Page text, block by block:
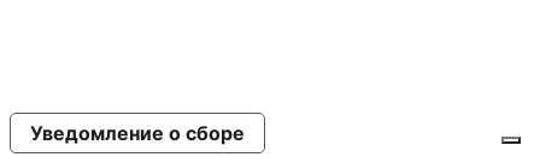
Уведомление о сборе